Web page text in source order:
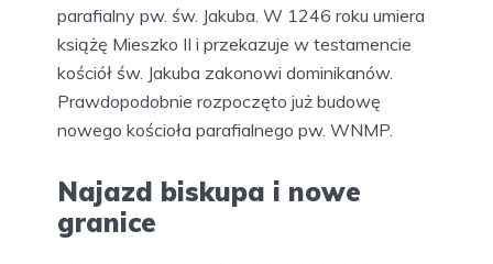
parafialny pw. św. Jakuba. W 1246 roku umiera
książę Mieszko II i przekazuje w testamencie
kościół św. Jakuba zakonowi dominikanów.
Prawdopodobnie rozpoczęto już budowę
nowego kościoła parafialnego pw. WNMP.
Najazd biskupa i nowe
granice